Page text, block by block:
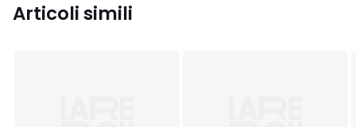
Articoli simili